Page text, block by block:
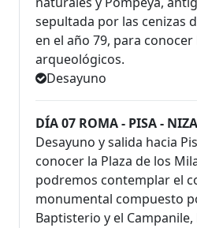
sepultada por las cenizas
en el año 79, para
arqueológicos.
Desayuno
DÍA 07 ROMA - PISA - NIZA
Desayuno y salida hacia
conocer la Plaza de los
podremos contemplar el
monumental compuesto
Baptisterio y el